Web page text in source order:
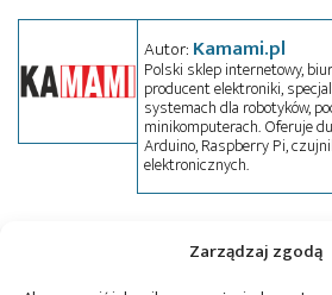
Zarządzaj zgodą
Autor: Kamami.pl
Polski sklep internetowy,
producent elektroniki,
systemach dla robotyków,
minikomputerach. Oferuje
Arduino, Raspberry Pi,
elektronicznych.
Kamami,